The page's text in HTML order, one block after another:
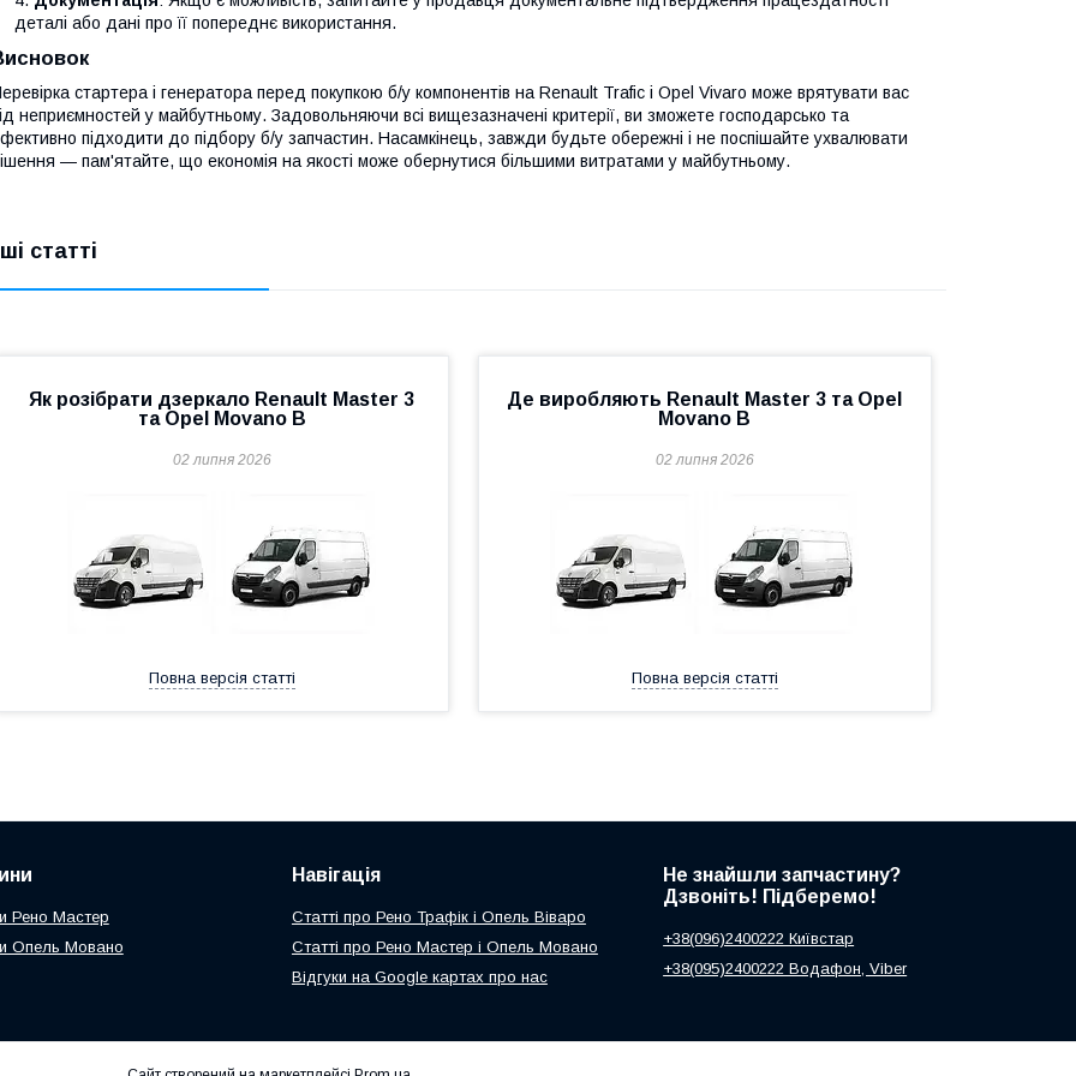
деталі або дані про її попереднє використання.
стартера і генератора перед покупкою б/у компонентів на Renault Trafic і Opel Vivaro може врятувати вас
неприємностей у майбутньому. Задовольняючи всі вищезазначені критерії, ви зможете господарсько та
підходити до підбору б/у запчастин. Насамкінець, завжди будьте обережні і не поспішайте ухвалювати
— пам'ятайте, що економія на якості може обернутися більшими витратами у майбутньому.
статті
Як розібрати дзеркало Renault Master 3
та Opel Movano B
02 липня 2026
Повна версія статті
Де виробляють Renault Master 3 та Opel
Movano B
02 липня 2026
Повна версія статті
Рено Мастер
Опель Мовано
Навігація
Статті про Рено Трафік і Опель Віваро
Статті про Рено Мастер і Опель Мовано
Відгуки на Google картах про нас
Не знайшли запчастину?
Дзвоніть! Підберемо!
+38(096)2400222 Київстар
+38(095)2400222 Водафон, Viber